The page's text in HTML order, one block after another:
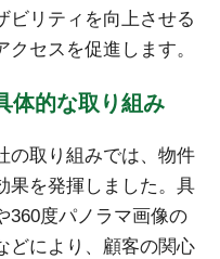
ビリティを向上させる
セスを促進します。
体的な取り組み
の取り組みでは、物件
果を発揮しました。具
360度パノラマ画像の
どにより、顧客の関心